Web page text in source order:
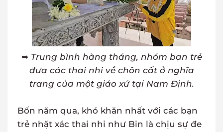
➥ Trung bình hàng tháng, nhóm bạn trẻ
đưa các thai nhi về chôn cất ở nghĩa
trang của một giáo xứ tại Nam Định.
Bốn năm qua, khó khăn nhất với các bạn
trẻ nhặt xác thai nhi như Bin là chịu sự đe